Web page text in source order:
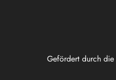
Gefördert durch die